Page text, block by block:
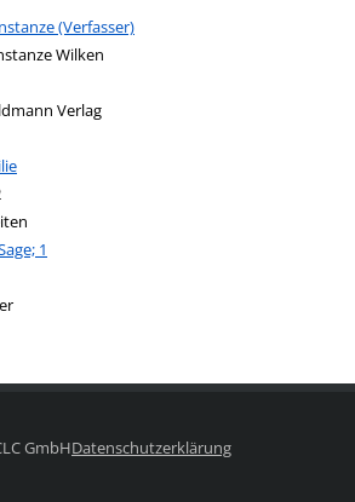
diesem Verfasser
(Verfasser)
Wilken
Verlag
öffnen
dieser Systematik
nach diesem Interessenskreis
1
Person
GmbHDatenschutzerklärung